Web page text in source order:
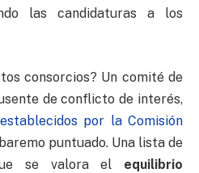
las candidaturas a los
consorcios? Un comité de
de conflicto de interés,
por la Comisión
puntuado. Una lista de
se valora el equilibrio